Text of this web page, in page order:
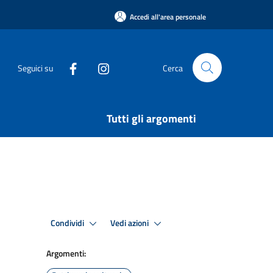
Accedi all'area personale
Seguici su Cerca
Tutti gli argomenti
Condividi Vedi azioni
Argomenti: